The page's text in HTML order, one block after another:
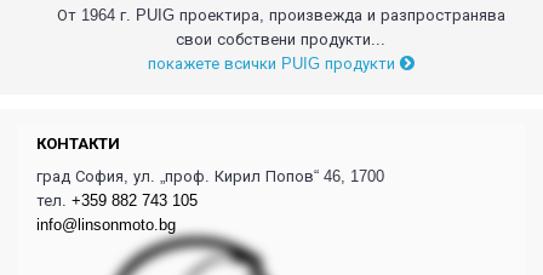
От 1964 г. PUIG проектира, произвежда и разпространява
свои собствени продукти...
покажете всички PUIG продукти
КОНТАКТИ
град София, ул. „проф. Кирил Попов“ 46, 1700
тел. +359 882 743 105
info@linsonmoto.bg